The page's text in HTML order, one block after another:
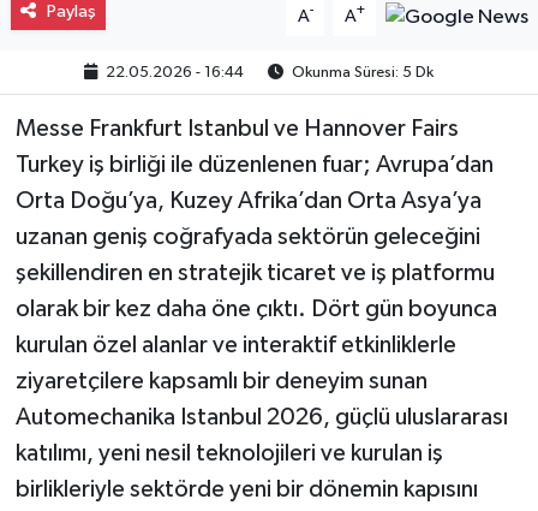
Paylaş A- A+
22.05.2026 - 16:44 Okunma Süresi: 5 Dk
Messe Frankfurt Istanbul ve Hannover Fairs
Turkey iş birliği ile düzenlenen fuar; Avrupa’dan
Orta Doğu’ya, Kuzey Afrika’dan Orta Asya’ya
uzanan geniş coğrafyada sektörün geleceğini
şekillendiren en stratejik ticaret ve iş platformu
olarak bir kez daha öne çıktı. Dört gün boyunca
kurulan özel alanlar ve interaktif etkinliklerle
ziyaretçilere kapsamlı bir deneyim sunan
Automechanika Istanbul 2026, güçlü uluslararası
katılımı, yeni nesil teknolojileri ve kurulan iş
birlikleriyle sektörde yeni bir dönemin kapısını
Spor
Eğitim